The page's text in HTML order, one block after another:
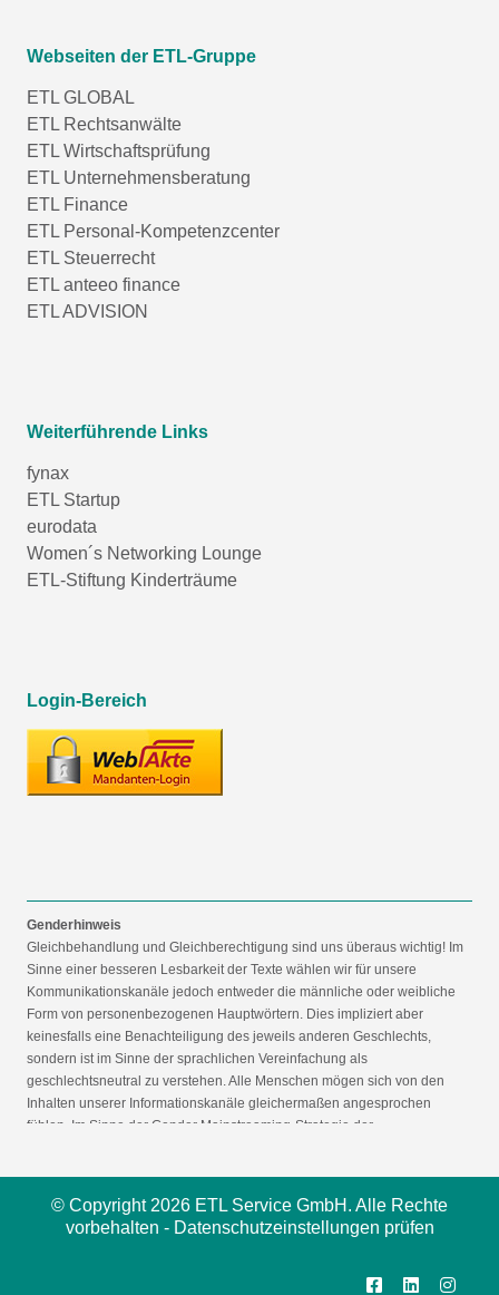
Webseiten der ETL-Gruppe
ETL GLOBAL
ETL Rechtsanwälte
ETL Wirtschaftsprüfung
ETL Unternehmensberatung
ETL Finance
ETL Personal-Kompetenzcenter
ETL Steuerrecht
ETL anteeo finance
ETL ADVISION
Weiterführende Links
fynax
ETL Startup
eurodata
Women´s Networking Lounge
ETL-Stiftung Kinderträume
Login-Bereich
Genderhinweis
Gleichbehandlung und Gleichberechtigung sind uns überaus wichtig! Im
Sinne einer besseren Lesbarkeit der Texte wählen wir für unsere
Kommunikationskanäle jedoch entweder die männliche oder weibliche
Form von personenbezogenen Hauptwörtern. Dies impliziert aber
keinesfalls eine Benachteiligung des jeweils anderen Geschlechts,
sondern ist im Sinne der sprachlichen Vereinfachung als
geschlechtsneutral zu verstehen. Alle Menschen mögen sich von den
Inhalten unserer Informationskanäle gleichermaßen angesprochen
fühlen. Im Sinne der Gender Mainstreaming-Strategie der
© Copyright 2026 ETL Service GmbH. Alle Rechte
vorbehalten - Datenschutzeinstellungen prüfen